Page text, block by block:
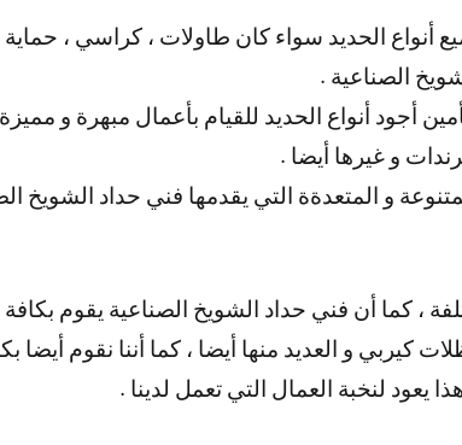
أنواع الحديد سواء كان طاولات ، كراسي ، حماية
الصناعية .
أجود أنواع الحديد للقيام بأعمال مبهرة و مميزة
و غيرها أيضا .
و المتعدةة التي يقدمها فني حداد الشويخ
، كما أن فني حداد الشويخ الصناعية يقوم
كيربي و العديد منها أيضا ، كما أننا نقوم أيضا
يعود لنخبة العمال التي تعمل لدينا .